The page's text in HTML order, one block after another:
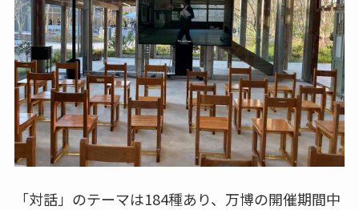
「対話」のテーマは184種あり、万博の開催期間中